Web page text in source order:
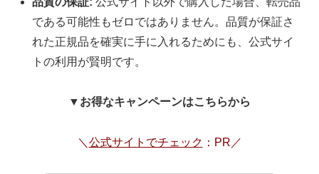
である可能性もゼロではありません。品質が保証さ
れた正規品を確実に手に入れるためにも、公式サイ
トの利用が賢明です。
▼お得なキャンペーンはこちらから
＼ 公式サイトでチェック ：PR／